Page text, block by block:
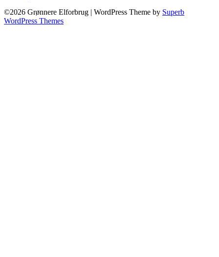
©2026 Grønnere Elforbrug | WordPress Theme by Superb
WordPress Themes